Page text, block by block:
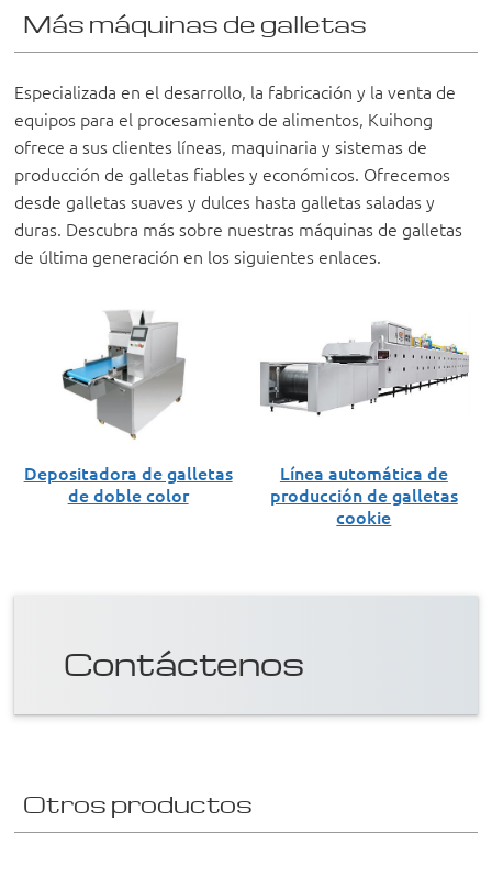
Más máquinas de galletas
Especializada en el desarrollo, la fabricación y la venta de
equipos para el procesamiento de alimentos, Kuihong
ofrece a sus clientes líneas, maquinaria y sistemas de
producción de galletas fiables y económicos. Ofrecemos
desde galletas suaves y dulces hasta galletas saladas y
duras. Descubra más sobre nuestras máquinas de galletas
de última generación en los siguientes enlaces.
Depositadora de galletas
de doble color
Línea automática de
producción de galletas
cookie
Contáctenos
Otros productos